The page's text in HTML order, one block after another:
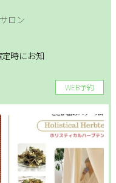
ロン
WEB予約
時にお知